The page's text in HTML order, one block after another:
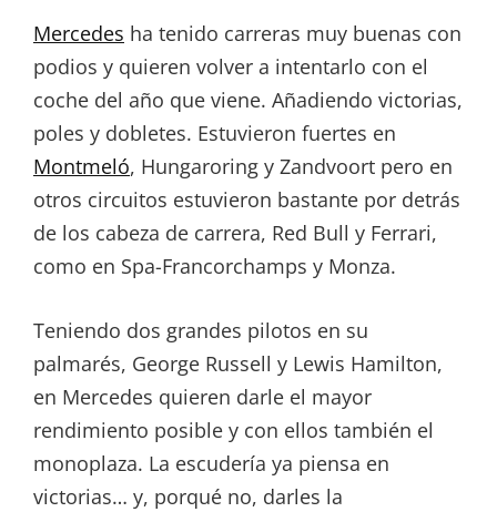
Mercedes ha tenido carreras muy buenas con
podios y quieren volver a intentarlo con el
coche del año que viene. Añadiendo victorias,
poles y dobletes. Estuvieron fuertes en
Montmeló, Hungaroring y Zandvoort pero en
otros circuitos estuvieron bastante por detrás
de los cabeza de carrera, Red Bull y Ferrari,
como en Spa-Francorchamps y Monza.
Teniendo dos grandes pilotos en su
palmarés, George Russell y Lewis Hamilton,
en Mercedes quieren darle el mayor
rendimiento posible y con ellos también el
monoplaza. La escudería ya piensa en
victorias… y, porqué no, darles la